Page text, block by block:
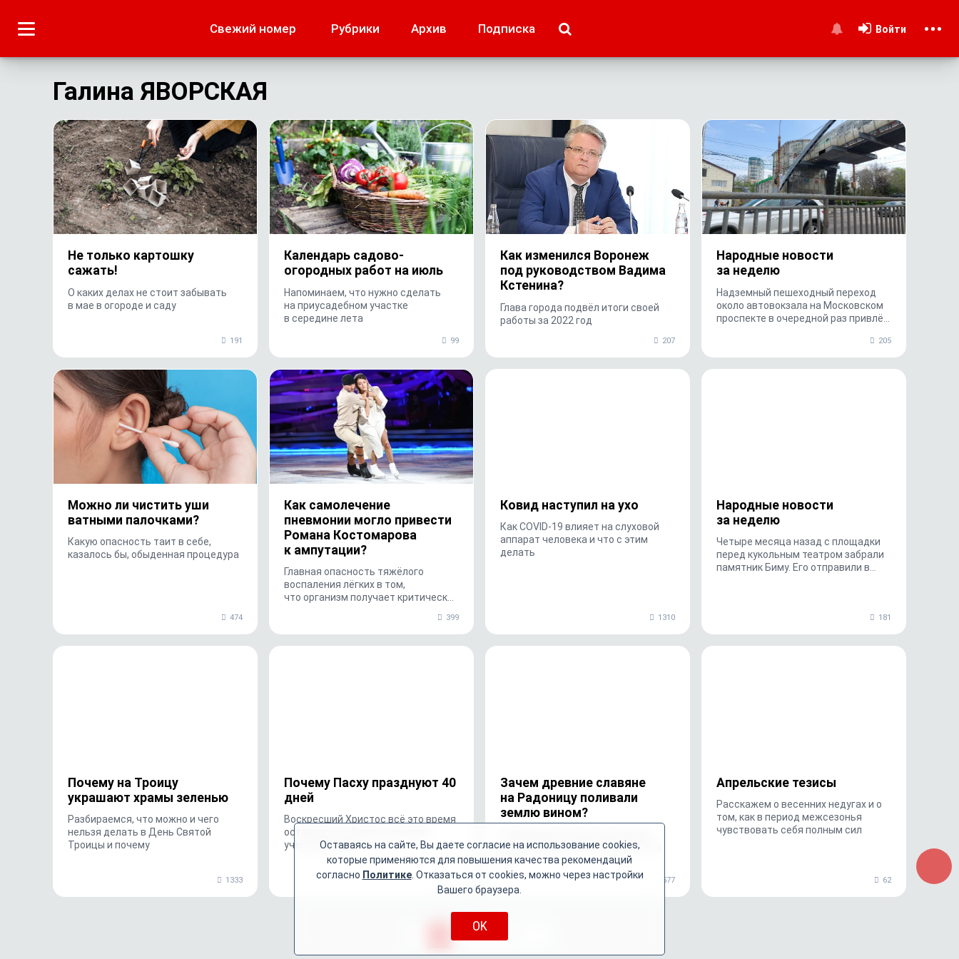
Свежий номер Рубрики Архив Подписка Войти
Лето наших читателей
Образование + карьера
Свадьба недели
Галина ЯВОРСКАЯ
Не только картошку
сажать!
О каких делах не стоит забывать
в мае в огороде и саду
191
Календарь садово-
огородных работ на июль
Напоминаем, что нужно сделать
на приусадебном участке
в середине лета
99
Как изменился Воронеж
под руководством Вадима
Кстенина?
Глава города подвёл итоги своей
работы за 2022 год
207
Народные новости
за неделю
Надземный пешеходный переход
около автовокзала на Московском
проспекте в очередной раз привлёк
«МОЁ!» прислали в редакцию ф...
205
Можно ли чистить уши
ватными палочками?
Какую опасность таит в себе,
казалось бы, обыденная процедура
474
Как самолечение
пневмонии могло привести
Романа Костомарова
к ампутации?
Главная опасность тяжёлого
воспаления лёгких в том,
что организм получает критически
того, вирусы, бактерии и токсины
мог...
399
Ковид наступил на ухо
Как COVID-19 влияет на слуховой
аппарат человека и что с этим
делать
1310
Народные новости
за неделю
Четыре месяца назад с площадки
перед кукольным театром забрали
памятник Биму. Его отправили в
181
Почему на Троицу
украшают храмы зеленью
Разбираемся, что можно и чего
нельзя делать в День Святой
Троицы и почему
1333
Почему Пасху празднуют 40
дней
Воскресший Христос всё это время
оставался на Земле, укрепляя
учеников в вере
475
Зачем древние славяне
на Радоницу поливали
землю вином?
и смыслах особого поминального
дня
577
Апрельские тезисы
Расскажем о весенних недугах и о
том, как в период межсезонья
чувствовать себя полным сил
62
Оставаясь на сайте, Вы даете согласие на использование cookies,
которые применяются для повышения качества рекомендаций
согласно Политике. Отказаться от cookies, можно через настройки
Вашего браузера.
OK